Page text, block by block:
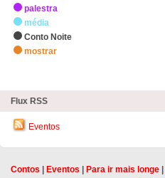
palestra
média
Conto Noite
mostrar
Flux RSS
Eventos
Contos Eventos Para ir mais longe|